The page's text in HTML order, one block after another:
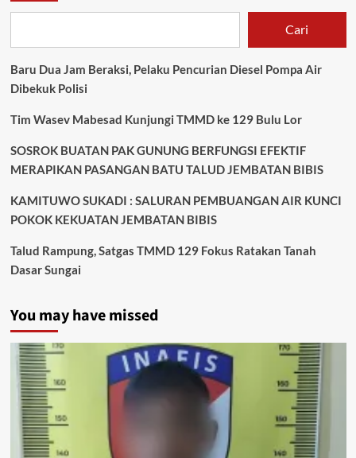
Cari
Baru Dua Jam Beraksi, Pelaku Pencurian Diesel Pompa Air
Dibekuk Polisi
Tim Wasev Mabesad Kunjungi TMMD ke 129 Bulu Lor
SOSROK BUATAN PAK GUNUNG BERFUNGSI EFEKTIF
MERAPIKAN PASANGAN BATU TALUD JEMBATAN BIBIS
KAMITUWO SUKADI : SALURAN PEMBUANGAN AIR KUNCI
POKOK KEKUATAN JEMBATAN BIBIS
Talud Rampung, Satgas TMMD 129 Fokus Ratakan Tanah
Dasar Sungai
You may have missed